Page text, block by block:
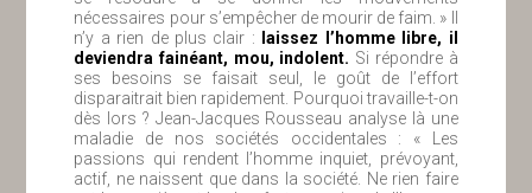
nécessaires pour s’empêcher de mourir de faim. » Il
n’y a rien de plus clair :
laissez l’homme libre, il
deviendra fainéant, mou, indolent. Si répondre à
ses besoins se faisait seul, le goût de l’effort
disparaitrait bien rapidement. Pourquoi travaille-t-on
dès lors ? Jean-Jacques Rousseau analyse là une
maladie de nos sociétés occidentales : « Les
passions qui rendent l’homme inquiet, prévoyant,
actif, ne naissent que dans la société. Ne rien faire